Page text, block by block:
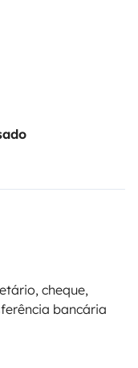
cheque,
bancária